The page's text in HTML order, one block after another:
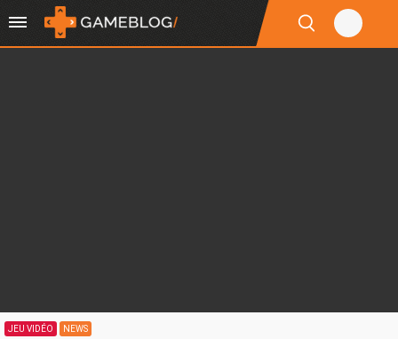
JEU VIDÉO NEWS